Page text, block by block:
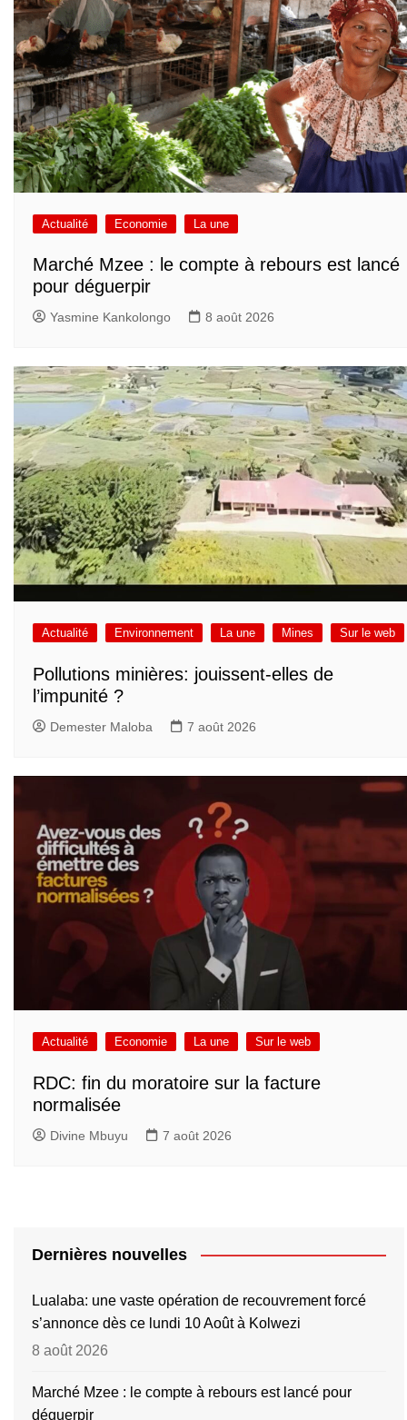
Actualité Economie La une
Marché Mzee : le compte à rebours est lancé
pour déguerpir
Yasmine Kankolongo 8 août 2026
Actualité Environnement La une Mines Sur le web
Pollutions minières: jouissent-elles de
l’impunité ?
Demester Maloba 7 août 2026
Actualité Economie La une Sur le web
RDC: fin du moratoire sur la facture
normalisée
Divine Mbuyu 7 août 2026
Dernières nouvelles
Lualaba: une vaste opération de recouvrement forcé
s’annonce dès ce lundi 10 Août à Kolwezi
8 août 2026
Marché Mzee : le compte à rebours est lancé pour
déguerpir